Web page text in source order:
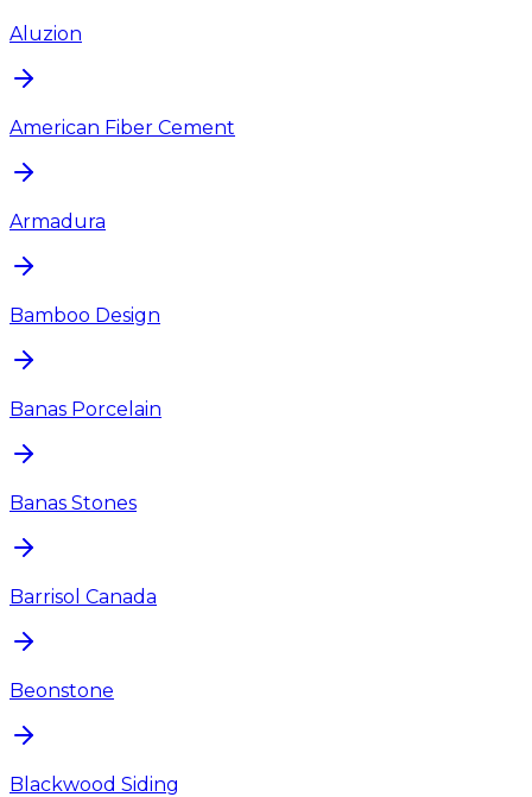
Aluzion
American Fiber Cement
Armadura
Bamboo Design
Banas Porcelain
Banas Stones
Barrisol Canada
Beonstone
Blackwood Siding